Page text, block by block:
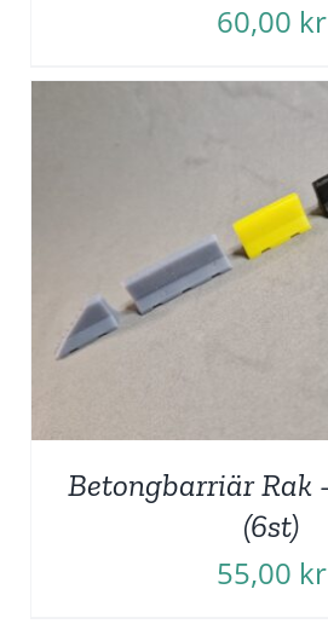
60,00 kr
Betongbarriär Rak
(6st)
55,00 kr